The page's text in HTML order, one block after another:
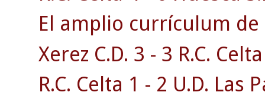
El amplio currículum de
Xerez C.D. 3 - 3 R.C.
R.C. Celta 1 - 2 U.D. Las